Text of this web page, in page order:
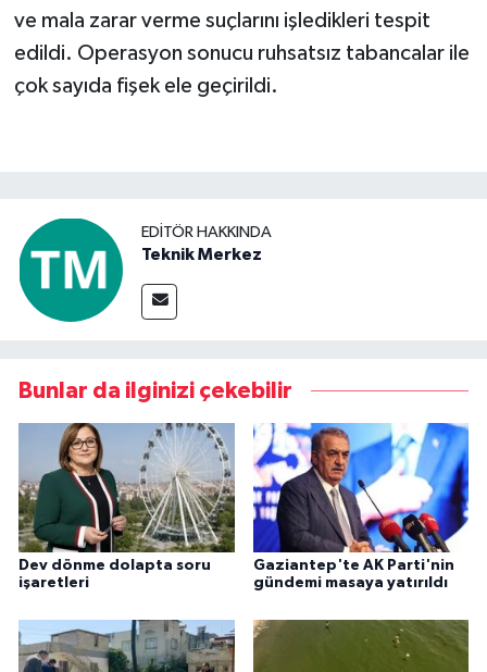
ve mala zarar verme suçlarını işledikleri tespit
edildi. Operasyon sonucu ruhsatsız tabancalar ile
çok sayıda fişek ele geçirildi.
EDITÖR HAKKINDA
Teknik Merkez
Bunlar da ilginizi çekebilir
Dev dönme dolapta soru
işaretleri
Gaziantep'te AK Parti'nin
gündemi masaya yatırıldı